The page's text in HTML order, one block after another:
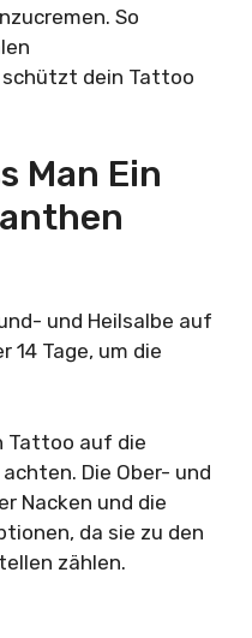
So
schützt dein Tattoo
Man Ein
und Heilsalbe auf
14 Tage, um die
Tattoo auf die
Die Ober- und
Nacken und die
da sie zu den
zählen.